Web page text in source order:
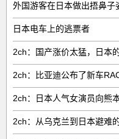
外国游客在日本做出捂鼻子
日本电车上的逃票者
2ch：国产涨价太猛，日本
2ch：比亚迪公布了新车
2ch：日本人气女演员向熊
2ch：从乌克兰到日本避难